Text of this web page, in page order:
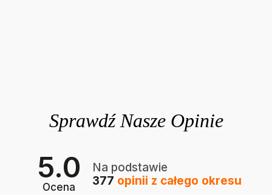
5.0
Ocena
Na podstawie
377 opinii z całego okresu